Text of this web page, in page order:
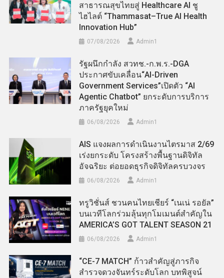
สาธารณสุขไทยสู่ Healthcare AI ชู
ไฮไลต์ “Thammasat–True AI Health
Innovation Hub”
07/08/2026 Admin​1
รัฐผนึกกำลัง สวทช.-ก.พ.ร.-DGA
ประกาศขับเคลื่อน“AI-Driven
Government Services”เปิดตัว “AI
Agentic Chatbot” ยกระดับการบริการ
ภาครัฐยุคใหม่
06/08/2026 Admin​1
AIS แจงผลการดำเนินงานไตรมาส 2/69
เร่งยกระดับ โครงสร้างพื้นฐานดิจิทัล
อัจฉริยะ ต่อยอดธุรกิจดิจิทัลครบวงจร
06/08/2026 Admin​1
ทรูวิชั่นส์ ชวนคนไทยเชียร์ “เนเน่ รอยัล”
บนเวทีโลกร่วมลุ้นทุกโมเมนต์สำคัญใน
AMERICA’S GOT TALENT SEASON 21
06/08/2026 Admin​1
“CE-7 MATCH” ก้าวสำคัญสู่ภารกิจ
สำรวจดวงจันทร์ระดับโลก บทพิสูจน์